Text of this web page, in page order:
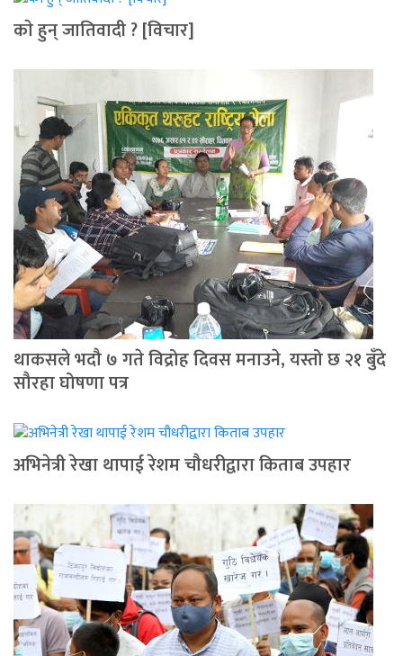
काे हुन् जातिवादी ? [विचार]
थाकसले भदौ ७ गते विद्रोह दिवस मनाउने, यस्तो छ २१ बुँदे
सौरहा घोषणा पत्र
अभिनेत्री रेखा थापाई रेशम चौधरीद्वारा किताब उपहार